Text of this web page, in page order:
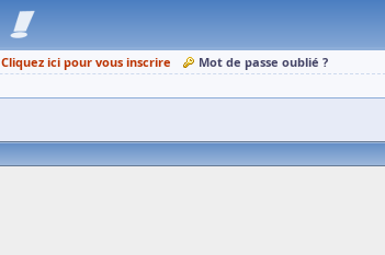
Cliquez ici pour vous inscrire
Mot de passe oublié ?